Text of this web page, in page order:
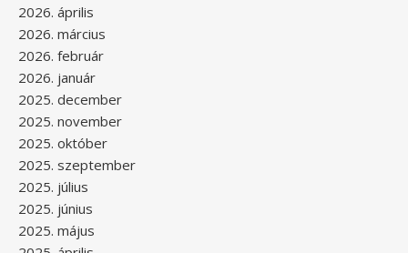
2026. április
2026. március
2026. február
2026. január
2025. december
2025. november
2025. október
2025. szeptember
2025. július
2025. június
2025. május